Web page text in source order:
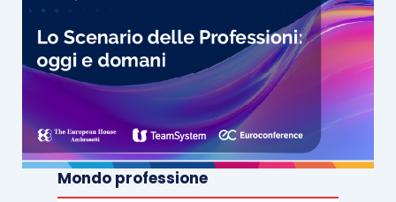
Mondo professione